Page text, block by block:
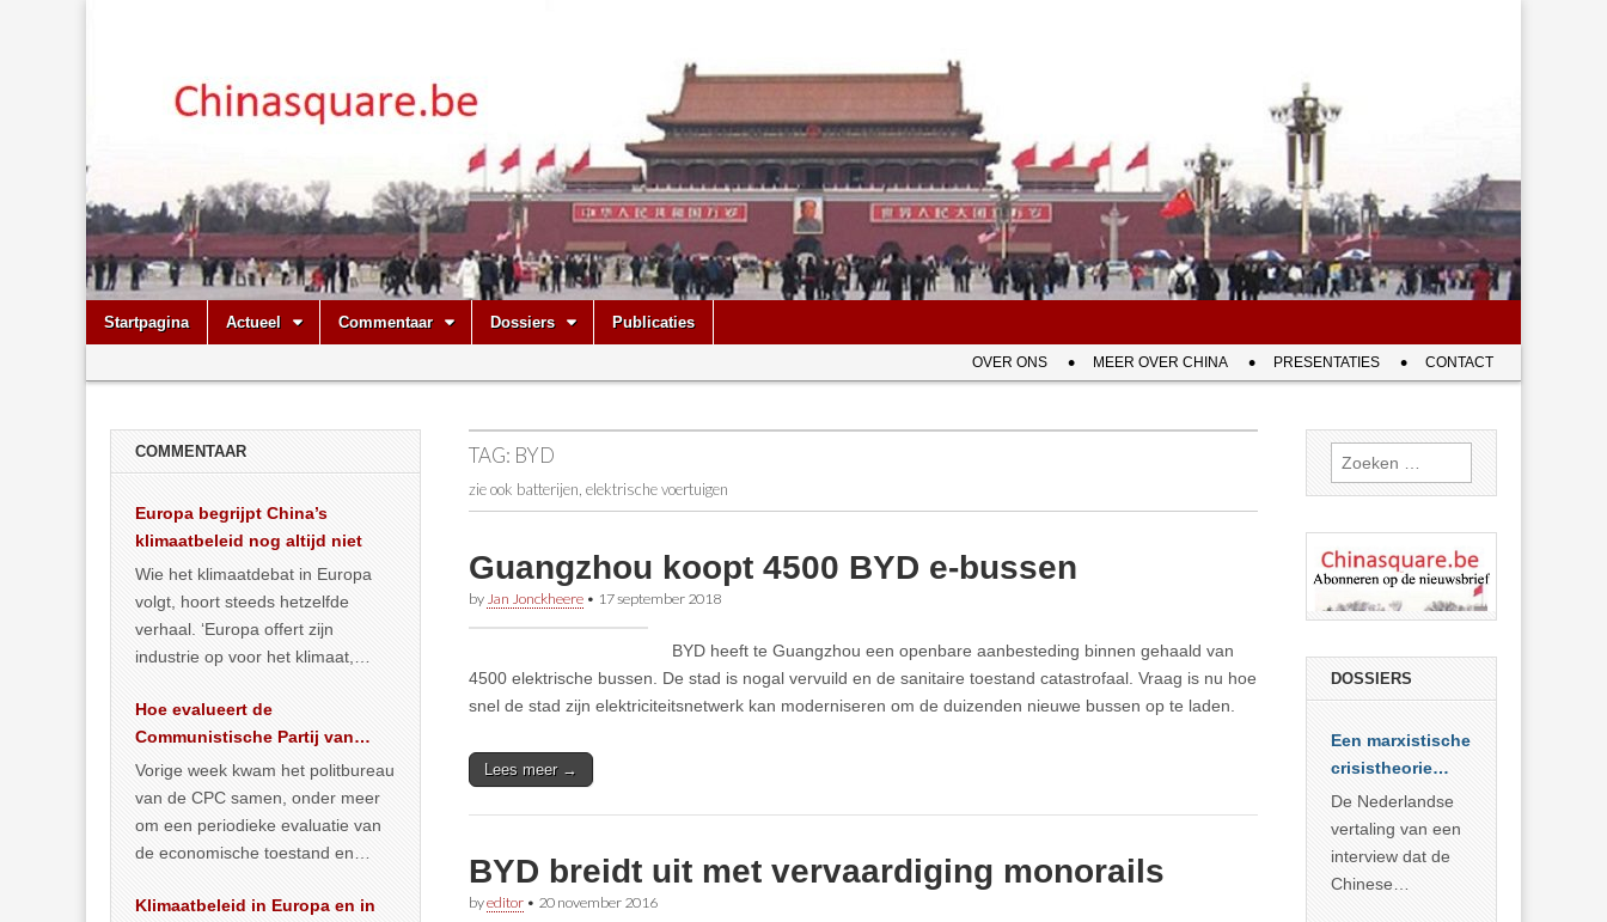
Chinasquare.be
Main
menu
Skip
Startpagina Actueel Commentaar Dossiers Publicaties
menu
OVER ONS MEER OVER CHINA PRESENTATIES CONTACT
TAG: BYD
zie ook batterijen, elektrische voertuigen
Guangzhou koopt 4500 BYD e-bussen
by Jan Jonckheere • 17 september 2018
BYD heeft te Guangzhou een openbare aanbesteding binnen gehaald van
4500 elektrische bussen. De stad is nogal vervuild en de sanitaire toestand catastrofaal. Vraag is nu hoe
snel de stad zijn elektriciteitsnetwerk kan moderniseren om de duizenden nieuwe bussen op te laden.
Lees meer →
BYD breidt uit met vervaardiging monorails
byeditor • 20 november 2016
COMMENTAAR
Europa begrijpt China’s
klimaatbeleid nog altijd niet
Wie het klimaatdebat in Europa
volgt, hoort steeds hetzelfde
verhaal. ‘Europa offert zijn
industrie op voor het klimaat,
vergroening… >> lees meer
Hoe evalueert de
Communistische Partij van
China de economische
situatie?
Vorige week kwam het politbureau
van de CPC samen, onder meer
om een periodieke evaluatie van
de economische toestand en
publiceerden… >> lees meer
Klimaatbeleid in Europa en in
Zoeken
naar:
DOSSIERS
Een marxistische
crisistheorie
voor vandaag
De Nederlandse
vertaling van een
interview dat de
Chinese